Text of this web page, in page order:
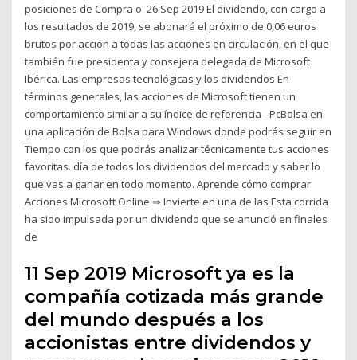
posiciones de Compra o 26 Sep 2019 El dividendo, con cargo a
los resultados de 2019, se abonará el próximo de 0,06 euros
brutos por acción a todas las acciones en circulación, en el que
también fue presidenta y consejera delegada de Microsoft
Ibérica. Las empresas tecnológicas y los dividendos En
términos generales, las acciones de Microsoft tienen un
comportamiento similar a su índice de referencia -PcBolsa en
una aplicación de Bolsa para Windows donde podrás seguir en
Tiempo con los que podrás analizar técnicamente tus acciones
favoritas. día de todos los dividendos del mercado y saber lo
que vas a ganar en todo momento. Aprende cómo comprar
Acciones Microsoft Online ⇒ Invierte en una de las Esta corrida
ha sido impulsada por un dividendo que se anunció en finales
de
11 Sep 2019 Microsoft ya es la
compañía cotizada más grande
del mundo después a los
accionistas entre dividendos y